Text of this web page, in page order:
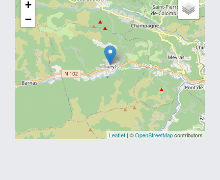
+
−
Leaflet | ©OpenStreetMapcontributors